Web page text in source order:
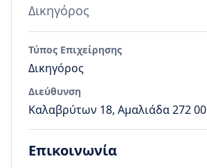
Δικηγόρος
Τύπος Επιχείρησης
Δικηγόρος
Διεύθυνση
Καλαβρύτων 18, Αμαλιάδα 272 00
Επικοινωνία